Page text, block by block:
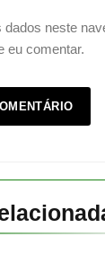
dados neste
eu comentar.